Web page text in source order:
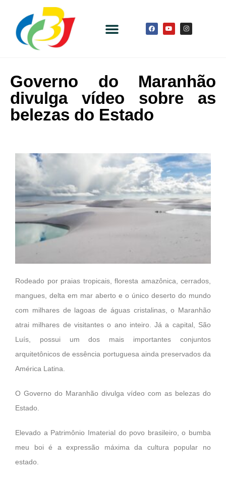
Governo do Maranhão
divulga vídeo sobre as
belezas do Estado
Rodeado por praias tropicais, floresta amazônica, cerrados,
mangues, delta em mar aberto e o único deserto do mundo
com milhares de lagoas de águas cristalinas, o Maranhão
atrai milhares de visitantes o ano inteiro. Já a capital, São
Luís, possui um dos mais importantes conjuntos
arquitetônicos de essência portuguesa ainda preservados da
América Latina.
O Governo do Maranhão divulga vídeo com as belezas do
Estado.
Elevado a Patrimônio Imaterial do povo brasileiro, o bumba
meu boi é a expressão máxima da cultura popular no
estado.